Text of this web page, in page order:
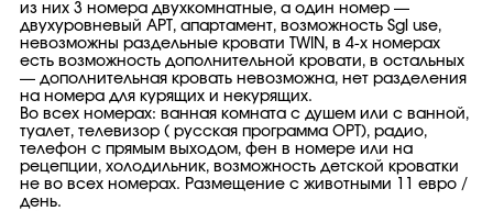
из них 3 номера двухкомнатные, а один номер —
двухуровневый APT, апартамент, возможность Sgl use,
невозможны раздельные кровати TWIN, в 4-х номерах
есть возможность дополнительной кровати, в остальных
— дополнительная кровать невозможна, нет разделения
на номера для курящих и некурящих.
Во всех номерах: ванная комната с душем или с ванной,
туалет, телевизор ( русская программа ОРТ), радио,
телефон с прямым выходом, фен в номере или на
рецепции, холодильник, возможность детской кроватки
не во всех номерах. Размещение с животными 11 евро /
день.